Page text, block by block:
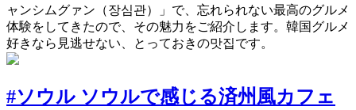
ャンシムグァン（장심관）」で、忘れられない最高のグルメ
体験をしてきたので、その魅力をご紹介します。韓国グルメ
好きなら見逃せない、とっておきの맛집です。
#ソウル ソウルで感じる済州風カフェ